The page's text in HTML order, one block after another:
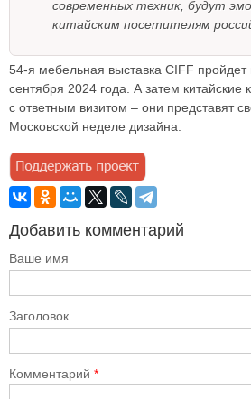
современных техник, будут
китайским посетителям
54-я мебельная выставка CIFF
сентября 2024 года. А затем китайские
с ответным визитом – они представят
Московской неделе дизайна.
Добавить комментарий
Ваше имя
Заголовок
Комментарий *